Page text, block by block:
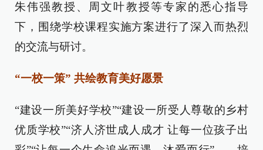
朱伟强教授、周文叶教授等专家的悉心指导
下，围绕学校课程实施方案进行了深入而热烈
的交流与研讨。
“一校一策” 共绘教育美好愿景
“建设一所美好学校”“建设一所受人尊敬的乡村
优质学校”“济人济世成人成才 让每一位孩子出